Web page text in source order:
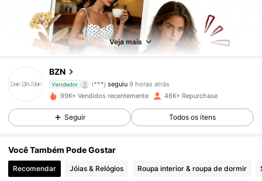
Veja mais
BZN
Vendedor
M***aestá a navegar
4,84
14K Seguidores
4,84 14K Seguidores
99K+ Vendidos recentemente 46K+ Repurchase
Seguir Todos os itens
Você Também Pode Gostar
Recomendar Jóias & Relógios Roupa interior & roupa de dormir